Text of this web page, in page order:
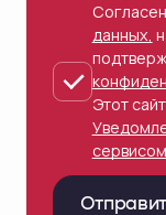
данных,
Этот
сервисом